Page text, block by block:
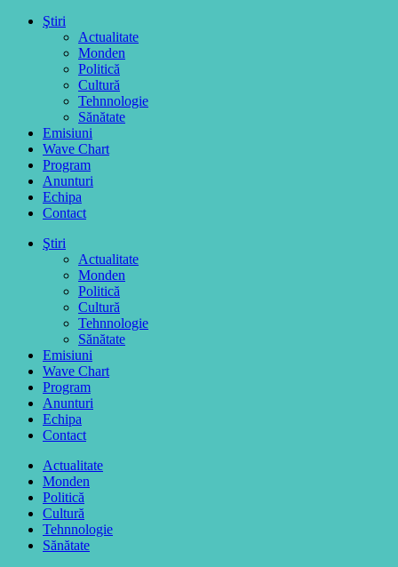
Ştiri
Actualitate
Monden
Politică
Cultură
Tehnnologie
Sănătate
Emisiuni
Wave Chart
Program
Anunturi
Echipa
Contact
Ştiri
Actualitate
Monden
Politică
Cultură
Tehnnologie
Sănătate
Emisiuni
Wave Chart
Program
Anunturi
Echipa
Contact
Actualitate
Monden
Politică
Cultură
Tehnnologie
Sănătate